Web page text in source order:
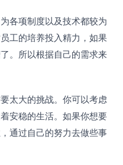
各项制度以及技术都较为
工的培养投入精力，如果
。所以根据自己的需求来
太大的挑战。你可以考虑
安稳的生活。如果你想要
通过自己的努力去做些事